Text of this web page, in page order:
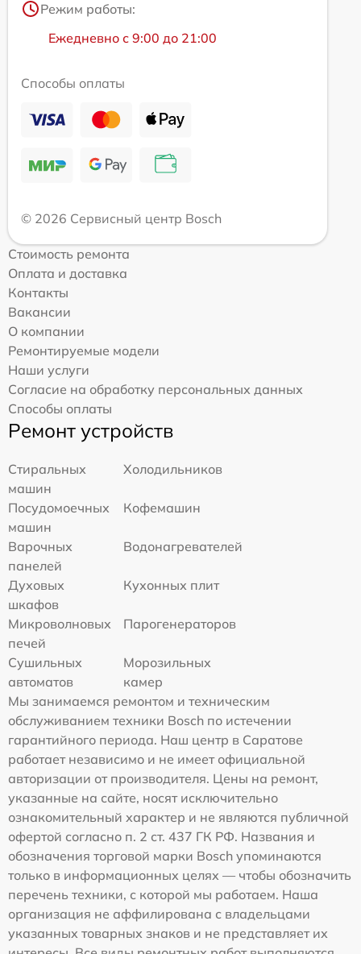
Режим работы:
Ежедневно с 9:00 до 21:00
Способы оплаты
© 2026 Сервисный центр Bosch
Стоимость ремонта
Оплата и доставка
Контакты
Вакансии
О компании
Ремонтируемые модели
Наши услуги
Согласие на обработку персональных данных
Способы оплаты
Ремонт устройств
Стиральных
машин
Холодильников
Посудомоечных
машин
Кофемашин
Варочных
панелей
Водонагревателей
Духовых
шкафов
Кухонных плит
Микроволновых
печей
Парогенераторов
Сушильных
автоматов
Морозильных
камер
Мы занимаемся ремонтом и техническим
обслуживанием техники Bosch по истечении
гарантийного периода. Наш центр в Саратове
работает независимо и не имеет официальной
авторизации от производителя. Цены на ремонт,
указанные на сайте, носят исключительно
ознакомительный характер и не являются публичной
офертой согласно п. 2 ст. 437 ГК РФ. Названия и
обозначения торговой марки Bosch упоминаются
только в информационных целях — чтобы обозначить
перечень техники, с которой мы работаем. Наша
организация не аффилирована с владельцами
указанных товарных знаков и не представляет их